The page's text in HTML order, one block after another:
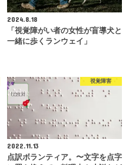
2024.8.18
「視覚障がい者の女性が盲導犬と
一緒に歩くランウェイ」
視覚障害
2022.11.13
点訳ボランティア。〜文字を点字